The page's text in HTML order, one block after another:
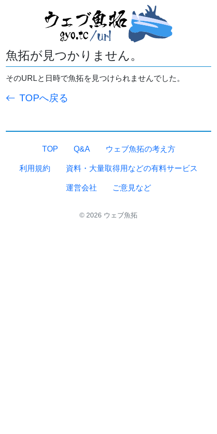
魚拓が見つかりません。
そのURLと日時で魚拓を見つけられませんでした。
TOPへ戻る
TOP Q&A ウェブ魚拓の考え方
利用規約 資料・大量取得用などの有料サービス
運営会社 ご意見など
© 2026 ウェブ魚拓